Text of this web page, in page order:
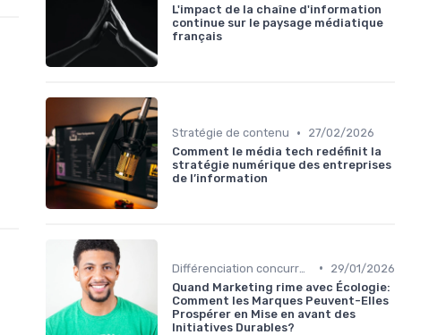
L'impact de la chaîne d'information
continue sur le paysage médiatique
français
Stratégie de contenu •
27/02/2026
Comment le média tech redéfinit la
stratégie numérique des entreprises
de l’information
•
29/01/2026
Quand Marketing rime avec Écologie:
Comment les Marques Peuvent-Elles
Prospérer en Mise en avant des
Initiatives Durables?